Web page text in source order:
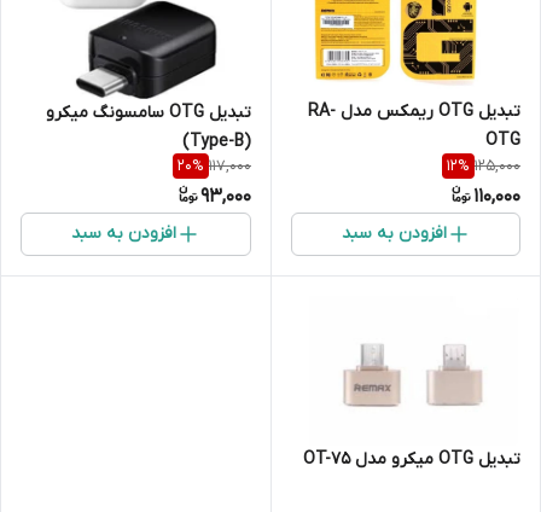
تبدیل OTG ریمکس مدل RA-
OTG
125,000
12%
110,000
افزودن به سبد
تبدیل OTG سامسونگ میکرو
(Type-B)
117,000
20%
93,000
افزودن به سبد
تبدیل OTG میکرو مدل OT-75